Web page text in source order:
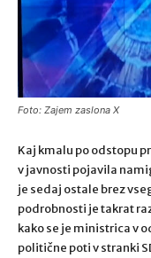
Foto: Zajem zaslona X
Kaj kmalu po odstopu
v javnosti pojavila
je sedaj ostale brez
podrobnosti je takrat
kako se je ministrica v
politične poti v stranki